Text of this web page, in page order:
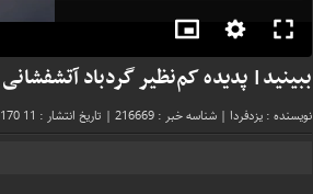
ببینید| پدیده کم‌نظیر گردباد
نویسنده : یزدفردا |شناسه خبر : 216669 | تاریخ انتشار : 11 Azar 1404 - 21:20 3170